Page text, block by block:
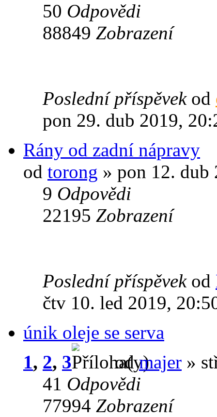
50 Odpovědi
88849 Zobrazení
Poslední příspěvek od
pon 29. dub 2019,
Rány od zadní nápravy
od torong » pon 12. dub
9 Odpovědi
22195 Zobrazení
Poslední příspěvek od
čtv 10. led 2019,
únik oleje se serva
1, 2, 3 odmajer »
41 Odpovědi
77994 Zobrazení